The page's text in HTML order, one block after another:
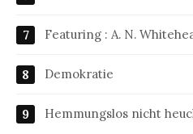
Featuring : A. N.
Demokratie
Hemmungslos nicht